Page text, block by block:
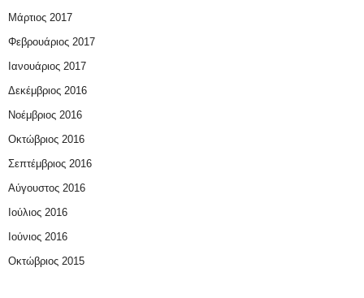
Μάρτιος 2017
Φεβρουάριος 2017
Ιανουάριος 2017
Δεκέμβριος 2016
Νοέμβριος 2016
Οκτώβριος 2016
Σεπτέμβριος 2016
Αύγουστος 2016
Ιούλιος 2016
Ιούνιος 2016
Οκτώβριος 2015